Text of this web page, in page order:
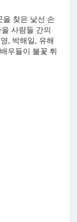
찾은 낯선 손
사람들 간의
, 박해일, 유해
우들이 불꽃 튀